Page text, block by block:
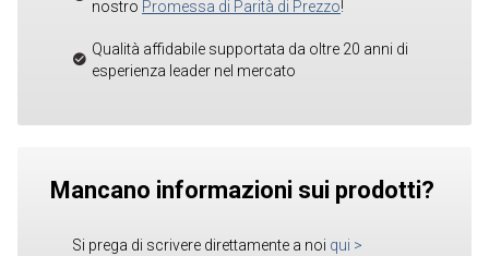
nostro Promessa di Parità di Prezzo!
Qualità affidabile supportata da oltre 20 anni di
esperienza leader nel mercato
Mancano informazioni sui prodotti?
Si prega di scrivere direttamente a noi qui >